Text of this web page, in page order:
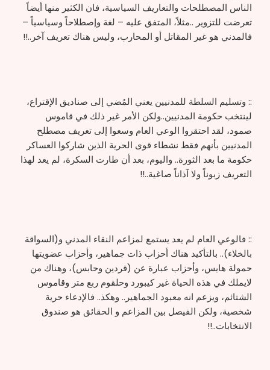
الناس المصطلحات والتعاريف السياسية، فان الكثير منها أيضاً
تعرضت للتزوير ..مثلاً، المتفق عليه – لغة وإصطلاحاً وسياسياً –
فالمدني هو غير المقاتل أو المحارب، وليس هناك تعريف آخر..!!
:: وتسليم السلطة للمدنيين يعني المُضي إلى صناديق الإقتراع،
لينتخب حكومة المدنيين..ولكن الأمر غير ذلك في قاموس
صمود، لقد احتقروا الوعي العام وسعوا إلى تعريف مصطلح
المدنيين بأنهم فقط نشطاء قوى الحرية الذين شاركوا العساكر
حكومة ما بعد الثورة.. واليوم، بعد أن طارت السكرة، لم يعد لهذا
التعريف زبوناً ولا آذاناً صاغية..!!
:: فالوعي العام لم يعد يستمع لمزاعم النقاء المدني و(السواقة
بالخلاء).. بالتأكيد هناك أحزاب ذات جماهير، وأحزاب عضويتها
حمولة هايس، وأحزاب عبارة عن (قردين وحابس)، وهناك من
لايملك في هذه الحياة غير كيبورد وحلقوم ربع متر وقاموس
الشتائم، ويزعم انه معبود الجماهير.. وهكذ.. فالإدعاء حرية
شخصية، ولكن الفيصل بين المزاعم و الحقائق هو صندوق
الانتخابات..!!